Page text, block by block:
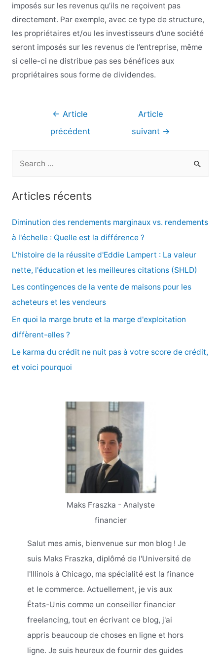
imposés sur les revenus qu’ils ne reçoivent pas
directement. Par exemple, avec ce type de structure,
les propriétaires et/ou les investisseurs d’une société
seront imposés sur les revenus de l’entreprise, même
si celle-ci ne distribue pas ses bénéfices aux
propriétaires sous forme de dividendes.
Navigation
l’article
← Article
précédent
Article
suivant →
e
r
Articles récents
Diminution des rendements marginaux vs. rendements
à l'échelle : Quelle est la différence ?
L'histoire de la réussite d'Eddie Lampert : La valeur
nette, l'éducation et les meilleures citations (SHLD)
Les contingences de la vente de maisons pour les
acheteurs et les vendeurs
En quoi la marge brute et la marge d'exploitation
diffèrent-elles ?
Le karma du crédit ne nuit pas à votre score de crédit,
et voici pourquoi
Maks Fraszka - Analyste
financier
Salut mes amis, bienvenue sur mon blog ! Je
suis Maks Fraszka, diplômé de l'Université de
l'Illinois à Chicago, ma spécialité est la finance
et le commerce. Actuellement, je vis aux
États-Unis comme un conseiller financier
freelancing, tout en écrivant ce blog, j'ai
appris beaucoup de choses en ligne et hors
ligne. Je suis heureux de fournir des guides